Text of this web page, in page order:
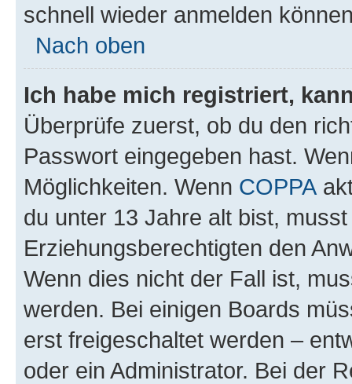
schnell wieder anmelden
Nach oben
Ich habe mich registriert,
Überprüfe zuerst, ob du den
Passwort eingegeben hast.
Möglichkeiten. Wenn COPPA
du unter 13 Jahre alt bist,
Erziehungsberechtigten den
Wenn dies nicht der Fall ist,
werden. Bei einigen Boards
erst freigeschaltet werden –
oder ein Administrator. Bei der